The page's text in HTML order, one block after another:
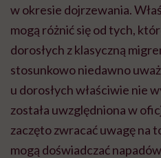
w okresie dojrzewania.
mogą różnić się od tych,
dorosłych z klasyczną
stosunkowo niedawno
u dorosłych właściwie nie
została uwzględniona w
zaczęto zwracać uwagę na
mogą doświadczać